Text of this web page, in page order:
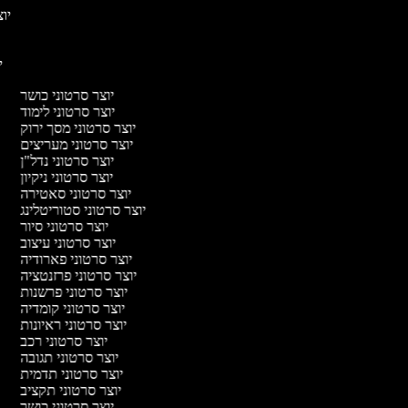
יוצר סרטוני כושר
יוצר סרטוני לימוד
יוצר סרטוני מסך ירוק
יוצר סרטוני מעריצים
יוצר סרטוני נדל"ן
יוצר סרטוני ניקיון
יוצר סרטוני סאטירה
יוצר סרטוני סטוריטלינג
יוצר סרטוני סיור
יוצר סרטוני עיצוב
יוצר סרטוני פארודיה
יוצר סרטוני פרזנטציה
יוצר סרטוני פרשנות
יוצר סרטוני קומדיה
יוצר סרטוני ראיונות
יוצר סרטוני רכב
יוצר סרטוני תגובה
יוצר סרטוני תדמית
יוצר סרטוני תקציב